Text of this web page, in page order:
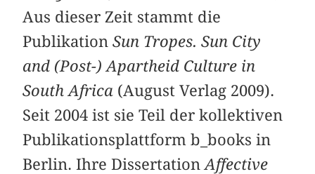
Aus dieser Zeit stammt die
PublikationSun Tropes. Sun City
and (Post-) Apartheid Culture in
South Africa (August Verlag 2009).
Seit 2004 ist sie Teil der kollektiven
Publikationsplattform b_books in
Berlin. Ihre DissertationAffective